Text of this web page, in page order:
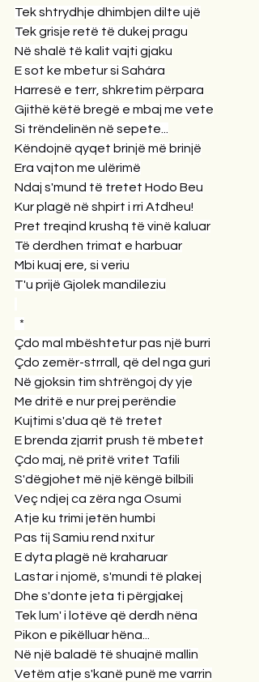
Tek shtrydhje dhimbjen dilte ujë
Tek grisje retë të dukej pragu
Në shalë të kalit vajti gjaku
E sot ke mbetur si Sahára
Harresë e terr, shkretim përpara
Gjithë këtë bregë e mbaj me vete
Si trëndelinën në sepete...
Këndojnë qyqet brinjë më brinjë
Era vajton me ulërimë
Ndaj s'mund të tretet Hodo Beu
Kur plagë në shpirt i rri Atdheu!
Pret treqind krushq të vinë kaluar
Të derdhen trimat e harbuar
Mbi kuaj ere, si veriu
T'u prijë Gjolek mandileziu
*
Çdo mal mbështetur pas një burri
Çdo zemër-strrall, që del nga guri
Në gjoksin tim shtrëngoj dy yje
Me dritë e nur prej perëndie
Kujtimi s'dua që të tretet
E brenda zjarrit prush të mbetet
Çdo maj, në pritë vritet Tafili
S'dëgjohet më një këngë bilbili
Veç ndjej ca zëra nga Osumi
Atje ku trimi jetën humbi
Pas tij Samiu rend nxitur
E dyta plagë në kraharuar
Lastar i njomë, s'mundi të plakej
Dhe s'donte jeta ti përgjakej
Tek lum' i lotëve që derdh nëna
Pikon e pikëlluar hëna...
Në një baladë të shuajnë mallin
Vetëm atje s'kanë punë me varrin